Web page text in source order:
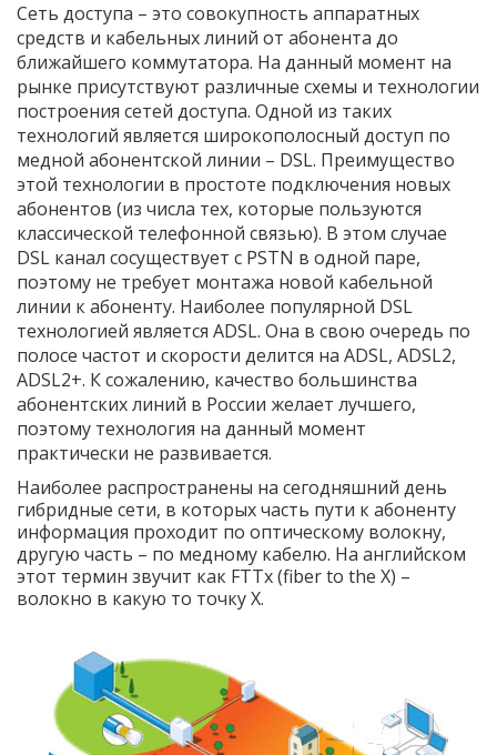
Сеть доступа – это совокупность аппаратных
средств и кабельных линий от абонента до
ближайшего коммутатора. На данный момент на
рынке присутствуют различные схемы и технологии
построения сетей доступа. Одной из таких
технологий является широкополосный доступ по
медной абонентской линии – DSL. Преимущество
этой технологии в простоте подключения новых
абонентов (из числа тех, которые пользуются
классической телефонной связью). В этом случае
DSL канал сосуществует с PSTN в одной паре,
поэтому не требует монтажа новой кабельной
линии к абоненту. Наиболее популярной DSL
технологией является ADSL. Она в свою очередь по
полосе частот и скорости делится на ADSL, ADSL2,
ADSL2+. К сожалению, качество большинства
абонентских линий в России желает лучшего,
поэтому технология на данный момент
практически не развивается.
Наиболее распространены на сегодняшний день
гибридные сети, в которых часть пути к абоненту
информация проходит по оптическому волокну,
другую часть – по медному кабелю. На английском
этот термин звучит как FTTx (fiber to the X) –
волокно в какую то точку Х.